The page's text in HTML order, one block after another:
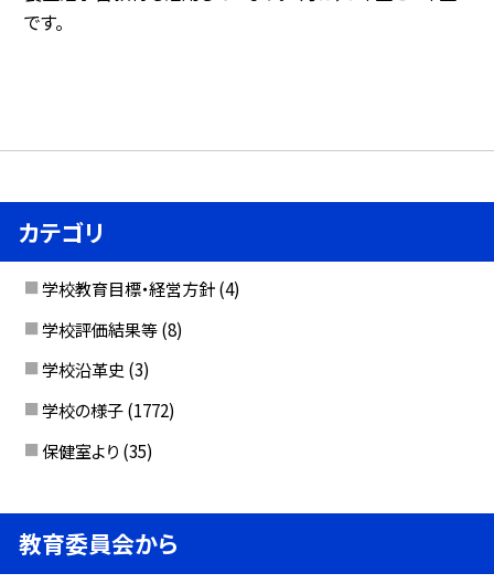
です。
カテゴリ
学校教育目標・経営方針 (4)
学校評価結果等 (8)
学校沿革史 (3)
学校の様子 (1772)
保健室より (35)
教育委員会から